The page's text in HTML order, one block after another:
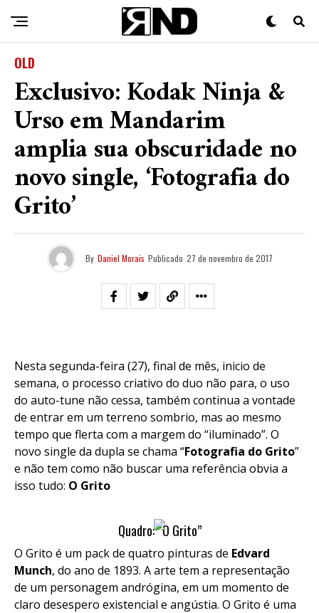
OLD
Exclusivo: Kodak Ninja &
Urso em Mandarim
amplia sua obscuridade no
novo single, ‘Fotografia do
Grito’
By Daniel Morais Publicado 27 de novembro de 2017
Nesta segunda-feira (27), final de mês, inicio de
semana, o processo criativo do duo não para, o uso
do auto-tune não cessa, também continua a vontade
de entrar em um terreno sombrio, mas ao mesmo
tempo que flerta com a margem do “iluminado”. O
novo single da dupla se chama “Fotografia do Grito”
e não tem como não buscar uma referência obvia a
isso tudo: O Grito
Quadro: “O Grito”
O Grito é um pack de quatro pinturas de Edvard
Munch, do ano de 1893. A arte tem a representação
de um personagem andrógina, em um momento de
claro desespero existencial e angústia. O Grito é uma